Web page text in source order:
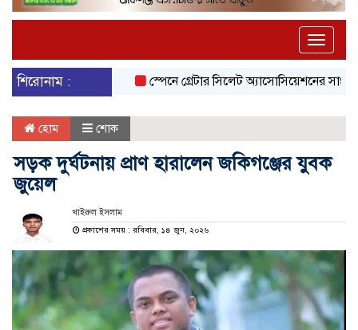
Toggle
শিরোনাম :
স্পেনে গ্রেটার সিলেট অ্যাসোসিয়েশনের
হোম শোক
সড়ক দুর্ঘটনায় প্রাণ হারালেন জকিগঞ্জের যুবক
জুয়েল
খাইরুল ইসলাম
প্রকাশের সময় : রবিবার, ১৪ জুন, ২০২৬